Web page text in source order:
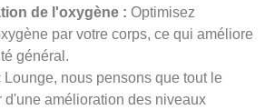
de l'oxygène : Optimisez
par votre corps, ce qui améliore
général.
nous pensons que tout le
d'une amélioration des niveaux